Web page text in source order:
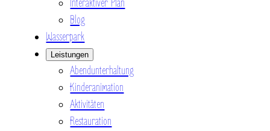
Interaktiver Plan
Blog
Wasserpark
Leistungen
Abendunterhaltung
Kinderanimation
Aktivitäten
Restauration